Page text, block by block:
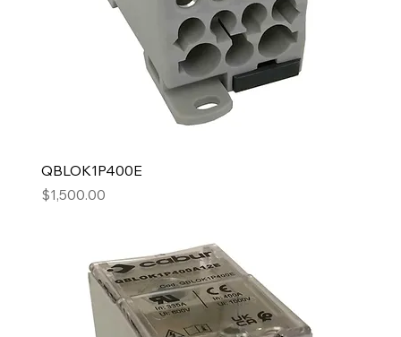
QBLOK1P400E
Precio
$1,500.00